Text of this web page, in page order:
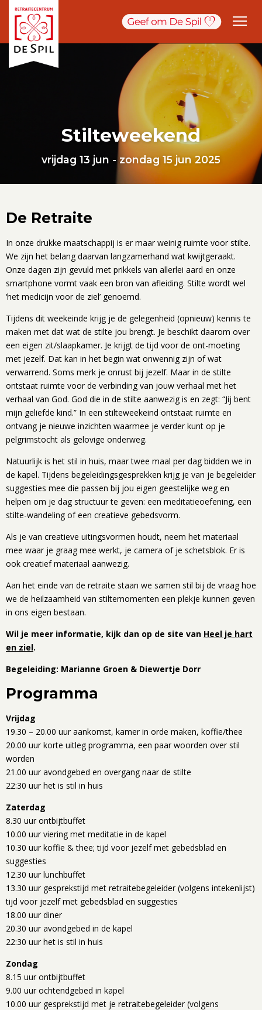
Stilteweekend
vrijdag 13 jun - zondag 15 jun 2025
De Retraite
In onze drukke maatschappij is er maar weinig ruimte voor stilte.
We zijn het belang daarvan langzamerhand wat kwijtgeraakt.
Onze dagen zijn gevuld met prikkels van allerlei aard en onze
smartphone vormt vaak een bron van afleiding. Stilte wordt wel
‘het medicijn voor de ziel’ genoemd.
Tijdens dit weekeinde krijg je de gelegenheid (opnieuw) kennis te
maken met dat wat de stilte jou brengt. Je beschikt daarom over
een eigen zit/slaapkamer. Je krijgt de tijd voor de ont-moeting
met jezelf. Dat kan in het begin wat onwennig zijn of wat
verwarrend. Soms merk je onrust bij jezelf. Maar in de stilte
ontstaat ruimte voor de verbinding van jouw verhaal met het
verhaal van God. God die in de stilte aanwezig is en zegt: “Jij bent
mijn geliefde kind.” In een stilteweekeind ontstaat ruimte en
ontvang je nieuwe inzichten waarmee je verder kunt op je
pelgrimstocht als gelovige onderweg.
Natuurlijk is het stil in huis, maar twee maal per dag bidden we in
de kapel. Tijdens begeleidingsgesprekken krijg je van je begeleider
suggesties mee die passen bij jou eigen geestelijke weg en
helpen om je dag structuur te geven: een meditatieoefening, een
stilte-wandeling of een creatieve gebedsvorm.
Als je van creatieve uitingsvormen houdt, neem het materiaal
mee waar je graag mee werkt, je camera of je schetsblok. Er is
ook creatief materiaal aanwezig.
Aan het einde van de retraite staan we samen stil bij de vraag hoe
we de heilzaamheid van stiltemomenten een plekje kunnen geven
in ons eigen bestaan.
Wil je meer informatie, kijk dan op de site van Heel je hart
en ziel.
Begeleiding: Marianne Groen & Diewertje Dorr
Programma
Vrijdag
19.30 – 20.00 uur aankomst, kamer in orde maken, koffie/thee
20.00 uur korte uitleg programma, een paar woorden over stil
worden
21.00 uur avondgebed en overgang naar de stilte
22:30 uur het is stil in huis
Zaterdag
8.30 uur ontbijtbuffet
10.00 uur viering met meditatie in de kapel
10.30 uur koffie & thee; tijd voor jezelf met gebedsblad en
suggesties
12.30 uur lunchbuffet
13.30 uur gesprekstijd met retraitebegeleider (volgens intekenlijst)
tijd voor jezelf met gebedsblad en suggesties
18.00 uur diner
20.30 uur avondgebed in de kapel
22:30 uur het is stil in huis
Zondag
8.15 uur ontbijtbuffet
9.00 uur ochtendgebed in kapel
10.00 uur gesprekstijd met je retraitebegeleider (volgens